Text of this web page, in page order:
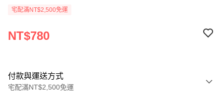
宅配滿NT$2,500免運
NT$780
付款與運送方式
宅配滿NT$2,500免運